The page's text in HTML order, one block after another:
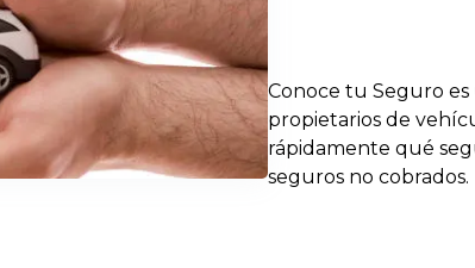
Conoce tu Seguro
propietarios de
rápidamente qué
seguros no cobrados.